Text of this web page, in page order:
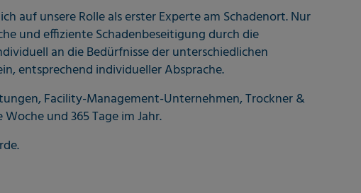
auf unsere Rolle als erster Experte am Schadenort. Nur
und effiziente Schadenbeseitigung durch die
an die Bedürfnisse der unterschiedlichen
entsprechend individueller Absprache.
Facility-Management-Unternehmen, Trockner &
und 365 Tage im Jahr.